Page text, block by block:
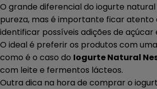
O grande diferencial do iogurte
pureza, mas é importante ficar atento
identificar possíveis adições de açúcar
O ideal é preferir os produtos com
como é o caso do Iogurte Natural
com leite e fermentos lácteos.
Outra dica na hora de comprar o